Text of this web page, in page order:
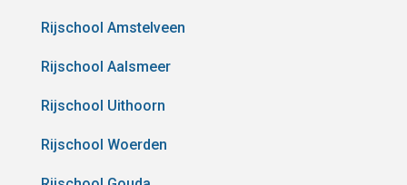
Rijschool Amstelveen
Rijschool Aalsmeer
Rijschool Uithoorn
Rijschool Woerden